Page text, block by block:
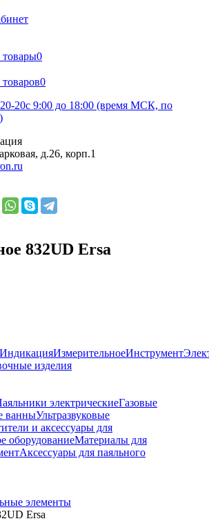
0
0
20с 9:00 до 18:00 (время МСК, по
д.26, корп.1
832UD Ersa
ИндикацияИзмерительноеИнструмент
изделия
электрическиеГазовые
ванныУльтразвуковые
и аксессуары для
оборудованиеМатериалы для
Аксессуары для паяльного
элементы
Ersa